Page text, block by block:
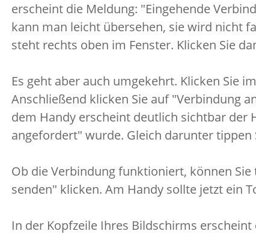
erscheint die Meldung: "Eingehende
kann man leicht übersehen, sie wird nicht
steht rechts oben im Fenster. Klicken Sie
Es geht aber auch umgekehrt. Klicken Sie
Anschließend klicken Sie auf "Verbindung
dem Handy erscheint deutlich sichtbar der
angefordert" wurde. Gleich darunter tippen
Ob die Verbindung funktioniert, können Sie
senden" klicken. Am Handy sollte jetzt ein
In der Kopfzeile Ihres Bildschirms erscheint